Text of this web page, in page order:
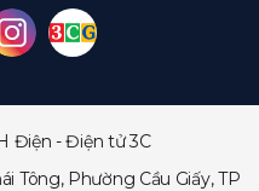
Điện - Điện tử 3C
Tông, Phường Cầu Giấy, TP